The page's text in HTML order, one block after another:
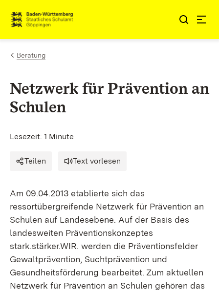
Zum Inhalt springen
Link zur Startseite
Beratung
Netzwerk für Prävention an
Schulen
Lesezeit: 1 Minute
Teilen Text vorlesen
Am 09.04.2013 etablierte sich das
ressortübergreifende Netzwerk für Prävention an
Schulen auf Landesebene. Auf der Basis des
landesweiten Präventionskonzeptes
stark.stärker.WIR. werden die Präventionsfelder
Gewaltprävention, Suchtprävention und
Gesundheitsförderung bearbeitet. Zum aktuellen
Netzwerk für Prävention an Schulen gehören das